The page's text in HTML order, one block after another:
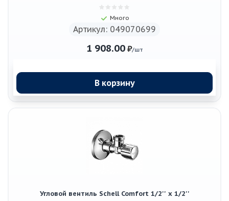
Много
Артикул: 049070699
1 908.00₽/шт
В корзину
Угловой вентиль Schell Comfort 1/2'' х 1/2''